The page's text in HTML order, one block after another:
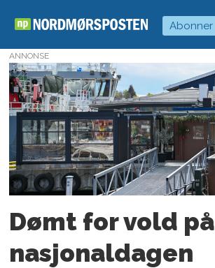
Abonner
Tag:
17
mai
ANNONSE
Dømt for vold på
nasjonal­dagen